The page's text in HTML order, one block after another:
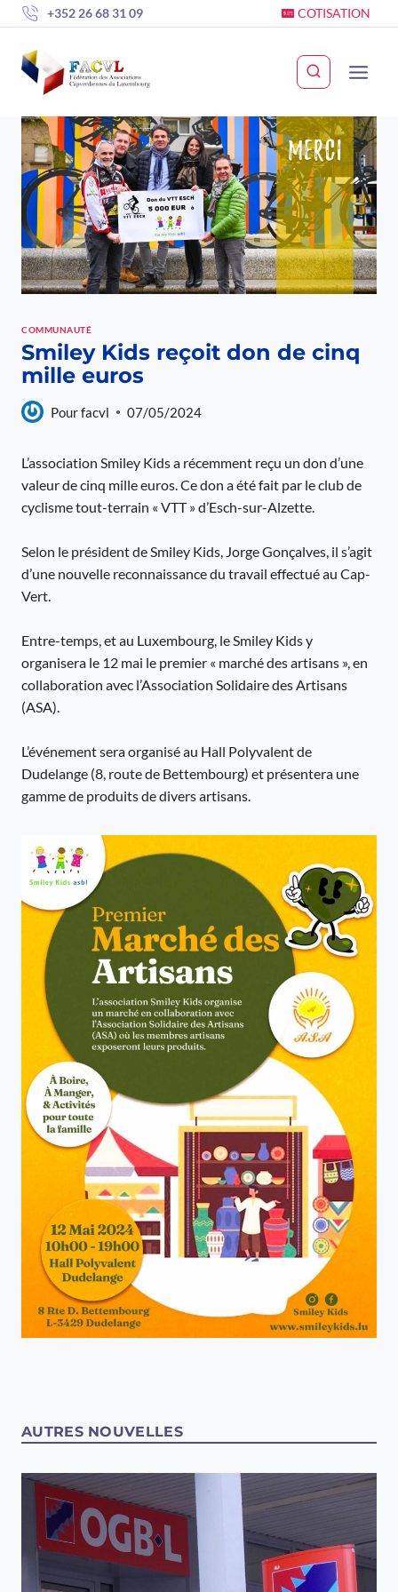
Skip
to
content
+352 26 68 31 09 COTISATION
COMMUNAUTÉ
Smiley Kids reçoit don de cinq
mille euros
Pourfacvl 07/05/2024
L’association Smiley Kids a récemment reçu un don d’une
valeur de cinq mille euros. Ce don a été fait par le club de
cyclisme tout-terrain « VTT » d’Esch-sur-Alzette.
Selon le président de Smiley Kids, Jorge Gonçalves, il s’agit
d’une nouvelle reconnaissance du travail effectué au Cap-
Vert.
Entre-temps, et au Luxembourg, le Smiley Kids y
organisera le 12 mai le premier « marché des artisans », en
collaboration avec l’Association Solidaire des Artisans
(ASA).
L’événement sera organisé au Hall Polyvalent de
Dudelange (8, route de Bettembourg) et présentera une
gamme de produits de divers artisans.
AUTRES NOUVELLES